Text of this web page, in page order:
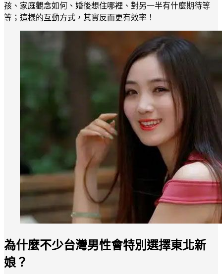
孩、家庭觀念如何、婚後想住哪裡、對另一半有什麼期待等
等；這樣的互動方式，其實反而更有效率！
為什麼不少台灣男性會特別選擇東北新
娘？